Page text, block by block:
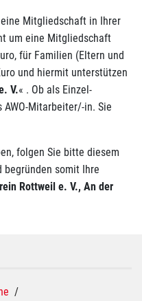
Mitgliedschaft in Ihrer
um eine Mitgliedschaft
, für Familien (Eltern und
und hiermit unterstützen
V.« . Ob als Einzel-
Mitarbeiter/-in. Sie
folgen Sie bitte diesem
begründen somit Ihre
Rottweil e. V., An der
/